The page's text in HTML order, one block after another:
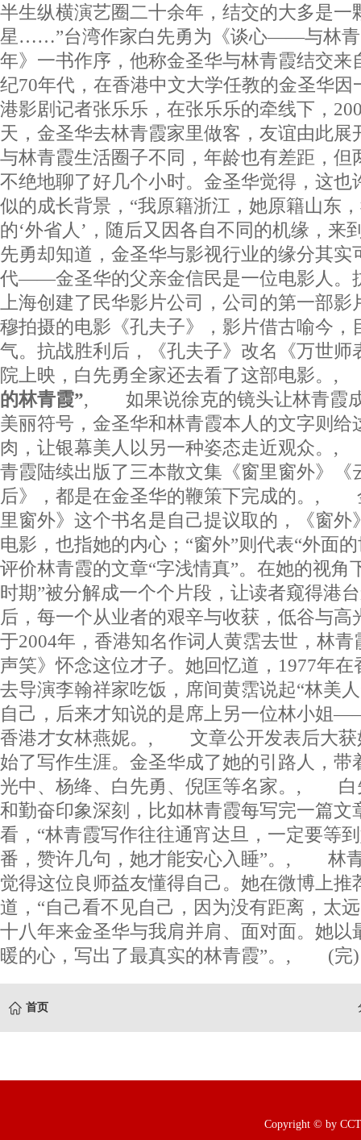
半生纵横演艺圈二十余年，结交的大多是一
星……”台湾作家白先勇为《谈心——与林青
年》一书作序，他称金圣华与林青霞结交来
纪70年代，在香港中文大学任教的金圣华因
港影剧记者张乐乐，在张乐乐的牵线下，
天，金圣华去林青霞家里做客，友谊由
与林青霞生活圈子不同，年龄也有差距，但
不绝地聊了好几个小时。金圣华觉得，这也
似的成长背景，“我原籍浙江，她原籍山东
的‘外省人’，随后又因各自不同的机缘
先勇却知道，金圣华与影视行业的缘分其实
代——金圣华的父亲金信民是一位电影人。
上海创建了民华影片公司，公司的第一部
穆拍摄的电影《孔夫子》，影片借古喻今，
气。抗战胜利后，《孔夫子》改名《万世师
院上映，白先勇全家还去看了这部电影。,
的林青霞”, 如果说徐克的镜头让林青霞
美丽符号，金圣华和林青霞本人的文字则给
肉，让银幕美人以另一种姿态走近观众
青霞陆续出版了三本散文集《窗里窗外》《
后》，都是在金圣华的鞭策下完成的。,
里窗外》这个书名是自己提议取的，《窗外
电影，也指她的内心；“窗外”则代表“外
评价林青霞的文章“字浅情真”。在她的视角
时期”被分解成一个个片段，让读者窥得港
后，每一个从业者的艰辛与收获，低谷
于2004年，香港知名作词人黄霑去世，林
声笑》怀念这位才子。她回忆道，1977年
去导演李翰祥家吃饭，席间黄霑说起“林美
自己，后来才知说的是席上另一位林小姐
香港才女林燕妮。, 文章公开发表后大获
始了写作生涯。金圣华成了她的引路人，带
光中、杨绛、白先勇、倪匡等名家。, 白
和勤奋印象深刻，比如林青霞每写完一篇文
看，“林青霞写作往往通宵达旦，一定要等
番，赞许几句，她才能安心入睡”。, 林
觉得这位良师益友懂得自己。她在微博上推
道，“自己看不见自己，因为没有距离，太
十八年来金圣华与我肩并肩、面对面。她以
暖的心，写出了最真实的林青霞”。, (完)
首页
Copyright © by